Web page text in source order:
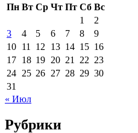
Пн Вт Ср Чт Пт Сб Вс
1
2
3
4 5 6 7 8
9
10 11 12 13 14 15 16
17 18 19 20 21 22 23
24 25 26 27 28 29 30
31
« Июл
Рубрики